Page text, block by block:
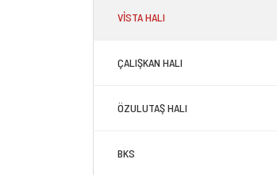
VİSTA HALI
ÇALIŞKAN HALI
ÖZULUTAŞ HALI
BKS